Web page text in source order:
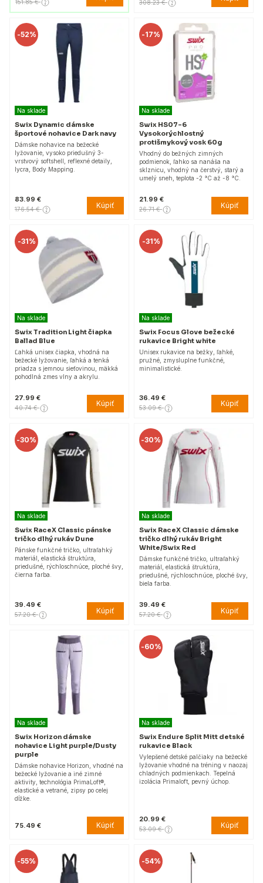
151.85 € 308.23 €
-52%
Na sklade
Swix Dynamic dámske
športové nohavice Dark navy
Dámske nohavice na bežecké
lyžovanie, vysoko priedušný 3-
vrstvový softshell, reflexné detaily,
lycra, Body Mapping.
83.99 €
176.54 € Kúpiť
-17%
Na sklade
Swix HS07-6
Vysokorýchlostný
protišmykový vosk 60g
Vhodný do bežných zimných
podmienok, ľahko sa nanáša na
sklznicu, vhodný na čerstvý, starý a
umelý sneh, teplota -2 °C až -8 °C.
21.99 €
26.71 € Kúpiť
-31%
Na sklade
Swix Tradition Light čiapka
Ballad Blue
Ľahká unisex čiapka, vhodná na
bežecké lyžovanie, ľahká a tenká
priadza s jemnou sieťovinou, mäkká
pohodlná zmes vlny a akrylu.
27.99 €
40.74 € Kúpiť
-31%
Na sklade
Swix Focus Glove bežecké
rukavice Bright white
Unisex rukavice na bežky, ľahké,
pružné, zmysluplne funkčné,
minimalistické.
36.49 €
53.09 € Kúpiť
-30%
Na sklade
Swix RaceX Classic pánske
tričko dlhý rukáv Dune
Pánske funkčné tričko, ultraľahký
materiál, elastická štruktúra,
priedušné, rýchloschnúce, ploché švy,
čierna farba.
39.49 €
57.20 € Kúpiť
-30%
Na sklade
Swix RaceX Classic dámske
tričko dlhý rukáv Bright
White/Swix Red
Dámske funkčné tričko, ultraľahký
materiál, elastická štruktúra,
priedušné, rýchloschnúce, ploché švy,
biela farba.
39.49 €
57.20 € Kúpiť
Na sklade
Swix Horizon dámske
nohavice Light purple/Dusty
purple
Dámske nohavice Horizon, vhodné na
bežecké lyžovanie a iné zimné
aktivity, technológia PrimaLoft®,
elastické a vetrané, zipsy po celej
dĺžke.
75.49 € Kúpiť
-60%
Na sklade
Swix Endure Split Mitt detské
rukavice Black
Vylepšené detské palčiaky na bežecké
lyžovanie vhodné na tréning v naozaj
chladných podmienkach. Tepelná
izolácia Primaloft, pevný úchop.
20.99 €
53.09 € Kúpiť
-55% -54%